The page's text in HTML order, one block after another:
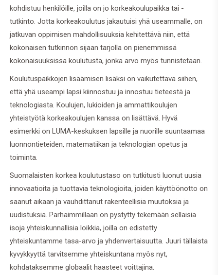
kohdistuu henkilöille, joilla on jo korkeakoulupaikka tai -
tutkinto. Jotta korkeakoulutus jakautuisi yhä useammalle, on
jatkuvan oppimisen mahdollisuuksia kehitettävä niin, että
kokonaisen tutkinnon sijaan tarjolla on pienemmissä
kokonaisuuksissa koulutusta, jonka arvo myös tunnistetaan.
Koulutuspaikkojen lisäämisen lisäksi on vaikutettava siihen,
että yhä useampi lapsi kiinnostuu ja innostuu tieteestä ja
teknologiasta. Koulujen, lukioiden ja ammattikoulujen
yhteistyötä korkeakoulujen kanssa on lisättävä. Hyvä
esimerkki on LUMA-keskuksen lapsille ja nuorille suuntaamaa
luonnontieteiden, matematiikan ja teknologian opetus ja
toiminta.
Suomalaisten korkea koulutustaso on tutkitusti luonut uusia
innovaatioita ja tuottavia teknologioita, joiden käyttöönotto on
saanut aikaan ja vauhdittanut rakenteellisia muutoksia ja
uudistuksia. Parhaimmillaan on pystytty tekemään sellaisia
isoja yhteiskunnallisia loikkia, joilla on edistetty
yhteiskuntamme tasa-arvo ja yhdenvertaisuutta. Juuri tällaista
kyvykkyyttä tarvitsemme yhteiskuntana myös nyt,
kohdataksemme globaalit haasteet voittajina.